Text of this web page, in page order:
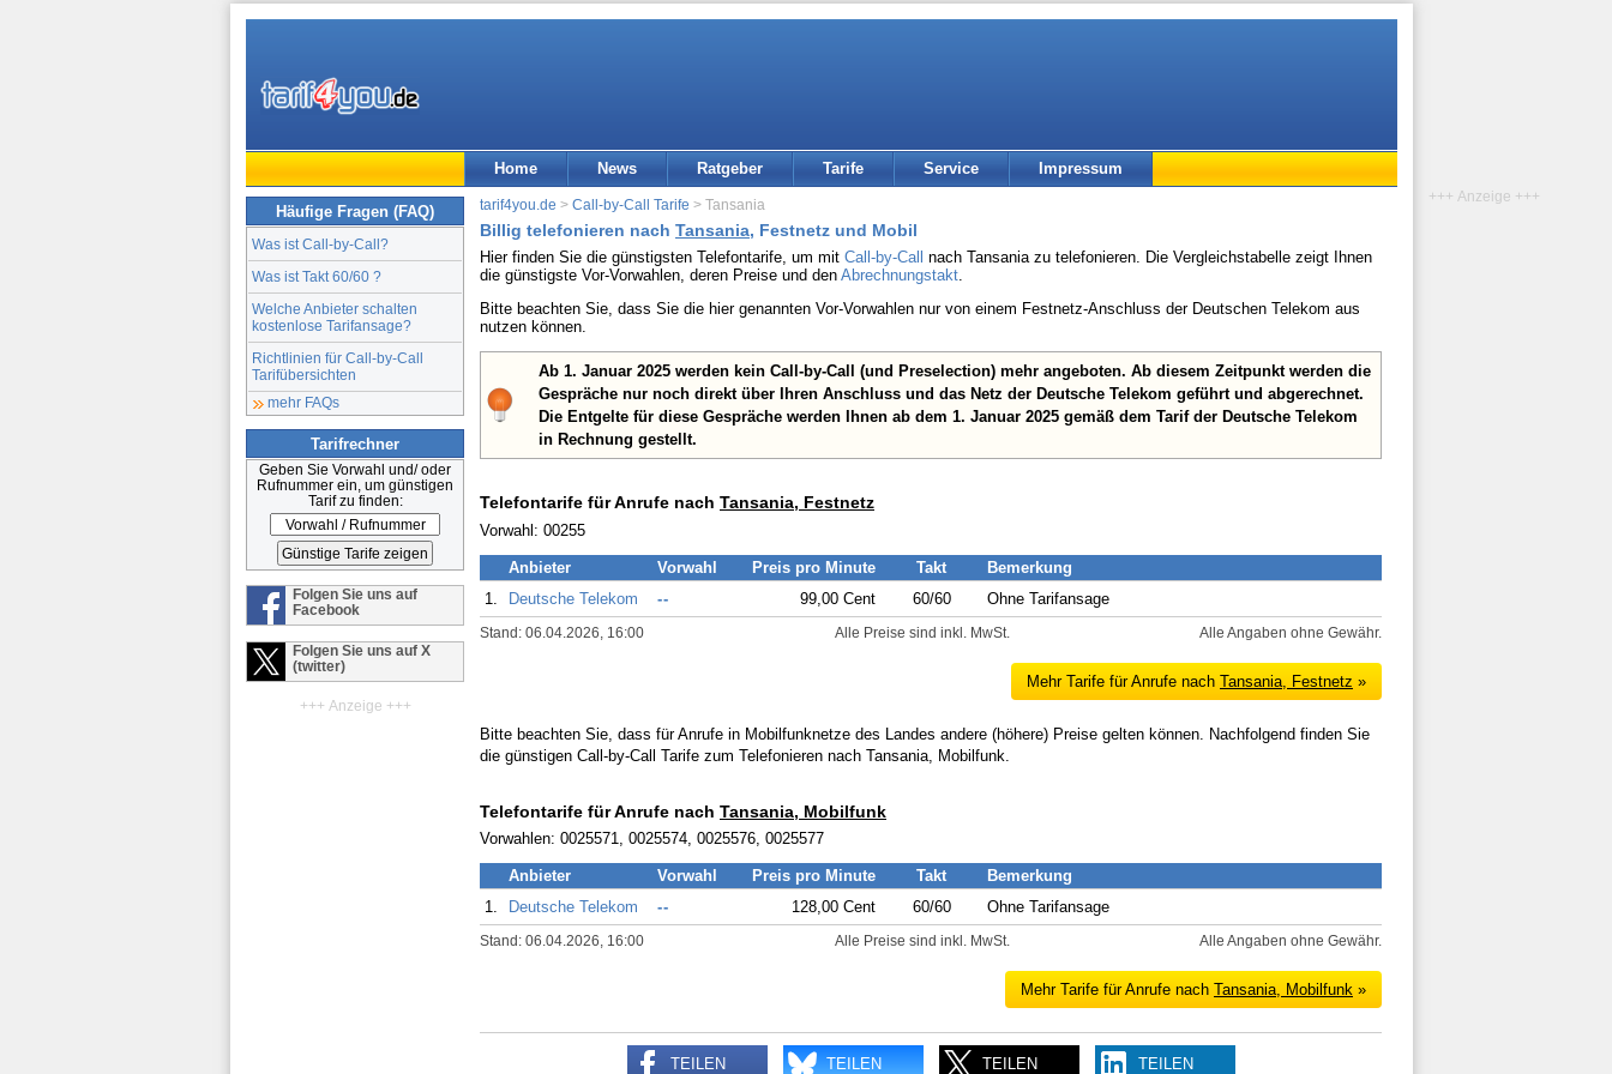
Home News Ratgeber Tarife Service Impressum
Häufige Fragen (FAQ)
Was ist Call-by-Call?
Was ist Takt 60/60 ?
Welche Anbieter schalten
kostenlose Tarifansage?
Richtlinien für Call-by-Call
Tarifübersichten
mehr FAQs
Tarifrechner
Geben Sie Vorwahl und/ oder
Rufnummer ein, um günstigen
Tarif zu finden:
Folgen Sie uns auf
Facebook
Folgen Sie uns auf X
(twitter)
+++ Anzeige +++
tarif4you.de > Call-by-Call Tarife > Tansania
Billig telefonieren nach Tansania, Festnetz und Mobil
Hier finden Sie die günstigsten Telefontarife, um mit Call-by-Call
nach Tansania zu telefonieren. Die Vergleichstabelle zeigt Ihnen
die günstigste Vor-Vorwahlen, deren Preise und den Abrechnungstakt
Bitte beachten Sie, dass Sie die hier genannten Vor-Vorwahlen nur von einem Festnetz-Anschluss der Deutschen Telekom aus
nutzen können.
Ab 1. Januar 2025 werden kein Call-by-Call (und Preselection) mehr angeboten. Ab diesem Zeitpunkt werden die
Gespräche nur noch direkt über Ihren Anschluss und das Netz der Deutsche Telekom geführt und abgerechnet.
Die Entgelte für diese Gespräche werden Ihnen ab dem 1. Januar 2025 gemäß dem Tarif der Deutsche Telekom
in Rechnung gestellt.
Telefontarife für Anrufe nach Tansania, Festnetz
Vorwahl: 00255
Anbieter Vorwahl Preis pro Minute Takt
Bemerkung
1.
Deutsche Telekom -- 99,00 Cent 60/60 Ohne Tarifansage
Stand: 06.04.2026, 16:00 Alle Angaben ohne Gewähr.
Alle Preise sind inkl. MwSt.
Mehr Tarife für Anrufe nach Tansania, Festnetz »
Bitte beachten Sie, dass für Anrufe in Mobilfunknetze des Landes andere (höhere) Preise gelten können. Nachfolgend finden Sie
die günstigen Call-by-Call Tarife zum Telefonieren nach Tansania, Mobilfunk.
Telefontarife für Anrufe nach Tansania, Mobilfunk
Vorwahlen: 0025571, 0025574, 0025576, 0025577
Anbieter Vorwahl Preis pro Minute Takt
Bemerkung
1.
Deutsche Telekom -- 128,00 Cent 60/60 Ohne Tarifansage
Stand: 06.04.2026, 16:00 Alle Angaben ohne Gewähr.
Alle Preise sind inkl. MwSt.
Mehr Tarife für Anrufe nach Tansania, Mobilfunk »
TEILEN TEILEN TEILEN TEILEN
+++ Anzeige +++